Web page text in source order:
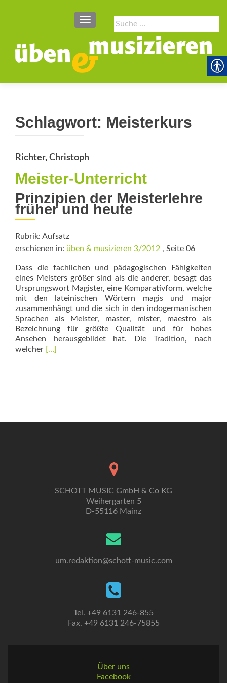
Suche
nach:
SCHALTE NAVIGATION
Schlagwort: Meisterkurs
Richter, Christoph
Meister-Unterricht
Prinzipien der ­Meisterlehre
früher und heute
Rubrik: Aufsatz
erschienen in: üben & musizieren 3/2012 , Seite 06
Dass die fachlichen und pädagogischen Fähigkeiten
eines Meisters größer sind als die anderer, besagt das
Ursprungswort Magis­ter, eine Komparativform, welche
mit den lateinischen Wörtern magis und major
zusammenhängt und die sich in den indogermanischen
Sprachen als Meister, master, mister, maestro als
Bezeichnung für größte Qualität und für hohes
Ansehen herausgebildet hat. Die Tradition, nach
welcher Read
[…]
SCHOTT MUSIC GmbH & Co KG
Weihergarten 5
D-55116 Mainz
um.redaktion@schott-music.com
Tel. +49 6131 246-855
Fax. +49 6131 246-75855
Über uns
Facebook